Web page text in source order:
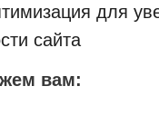
для
сайта
вам: